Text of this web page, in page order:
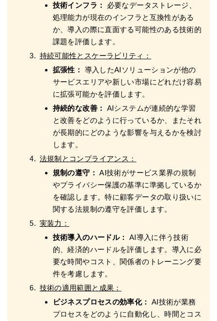
技術インフラ：
必要なデータストレージ、
処理能力が現在のインフラと互換性がある
か、導入の際に直面する可能性のある技術的
課題を評価します。
持続可能性とスケーラビリティ：
拡張性：
導入したAIソリューションが他の
サービスエリアや新しい市場にどれだけ容易
に拡張可能かを評価します。
持続的な改善：
AIシステムが連続的な学習
と改善をどのように行っているか、またそれ
が長期的にどのような影響を与えるかを検討
します。
法規制とコンプライアンス：
規制の遵守： AI技術がサービス業界の規制
やプライバシー保護の基準に準拠しているか
を確認します。特に顧客データの取り扱いに
関する法規制の遵守を評価します。
実装力：
技術導入のハードル：
AI導入に伴う技術
的、経済的ハードルを評価します。導入に必
要な時間やコスト、関係者のトレーニング要
件を考慮します。
技術の適用範囲と成果：
ビジネスプロセスの効率化：
AI技術が業務
プロセスをどのように自動化し、時間とコス